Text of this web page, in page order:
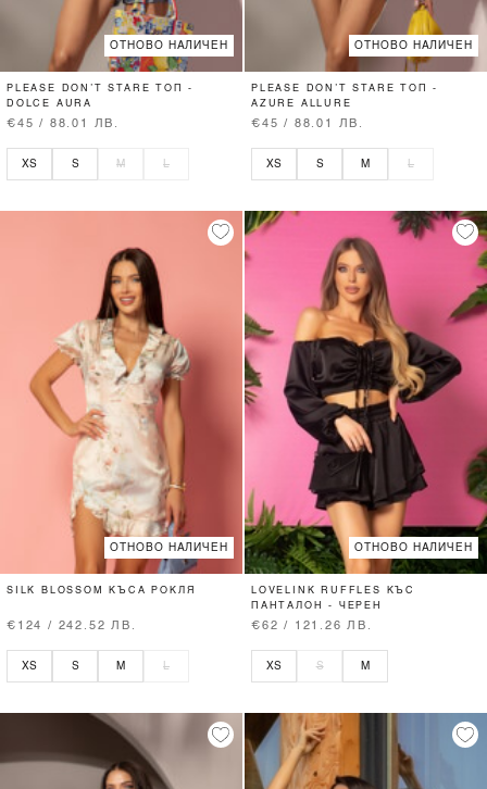
ОТНОВО НАЛИЧЕН
PLEASE DON’T STARE ТОП -
DOLCE AURA
€45 / 88.01 ЛВ.
XS S M L
ОТНОВО НАЛИЧЕН
PLEASE DON’T STARE ТОП -
AZURE ALLURE
€45 / 88.01 ЛВ.
XS S M L
ОТНОВО НАЛИЧЕН
SILK BLOSSOM КЪСА РОКЛЯ
€124 / 242.52 ЛВ.
XS S M L
ОТНОВО НАЛИЧЕН
LOVELINK RUFFLES КЪС
ПАНТАЛОН - ЧЕРЕН
€62 / 121.26 ЛВ.
XS S M